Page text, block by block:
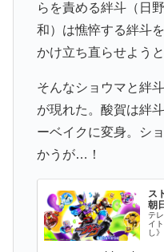
らを責める絆斗（日
和）は憔悴する絆斗
かけ立ち直らせようと
そんなショウマと絆
が現れた。酸賀は絆
ーベイクに変身。シ
かうが…！
ス
朝日
テ
イ
し